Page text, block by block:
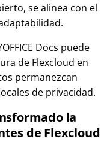
se alinea con el
Docs puede
de Flexcloud en
permanezcan
de privacidad.
la
de Flexcloud